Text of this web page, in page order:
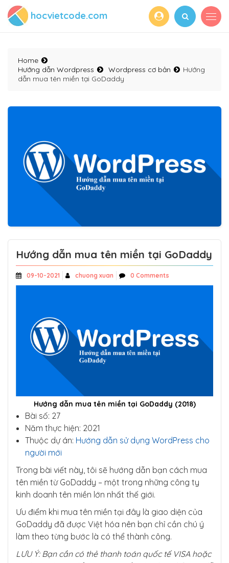
hocvietcode.com
Home
Hướng dẫn Wordpress
Wordpress cơ bản
Hướng
dẫn mua tên miền tại GoDaddy
Hướng dẫn mua tên miền tại GoDaddy
09-10-2021 chuong xuan 0 Comments
Hướng dẫn mua tên miền tại GoDaddy (2018)
Bài số: 27
Năm thực hiện: 2021
Thuộc dự án: Hướng dẫn sử dụng WordPress cho
người mới
Trong bài viết này, tôi sẽ hướng dẫn bạn cách mua
tên miền từ GoDaddy – một trong những công ty
kinh doanh tên miền lớn nhất thế giới.
Ưu điểm khi mua tên miền tại đây là giao diện của
GoDaddy đã được Việt hóa nên bạn chỉ cần chú ý
làm theo từng bước là có thể thành công.
LƯU Ý: Bạn cần có thẻ thanh toán quốc tế VISA hoặc